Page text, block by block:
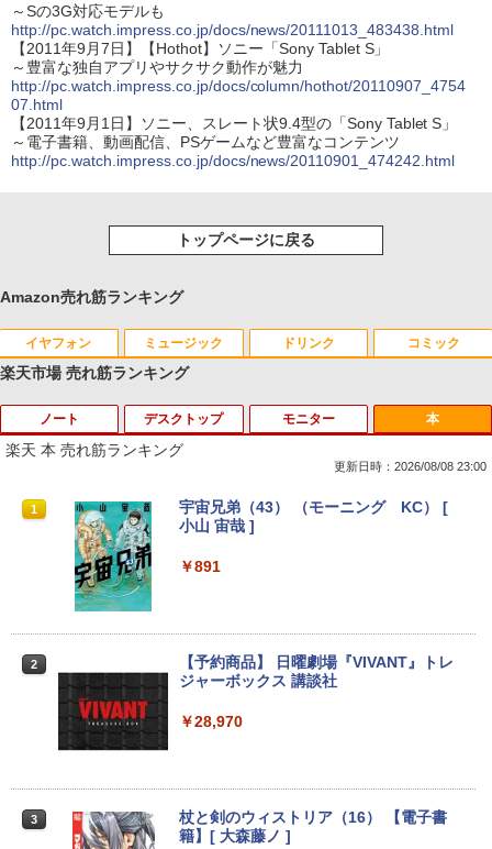
～Sの3G対応モデルも
http://pc.watch.impress.co.jp/docs/news/20111013_483438.html
【2011年9月7日】【Hothot】ソニー「Sony Tablet S」
～豊富な独自アプリやサクサク動作が魅力
http://pc.watch.impress.co.jp/docs/column/hothot/20110907_4754
07.html
【2011年9月1日】ソニー、スレート状9.4型の「Sony Tablet S」
～電子書籍、動画配信、PSゲームなど豊富なコンテンツ
http://pc.watch.impress.co.jp/docs/news/20110901_474242.html
トップページに戻る
Amazon売れ筋ランキング
イヤフォン
Anker Soundcore P40i オフホワイト
￥7,990
Anker Soundcore P31i ブラック
ラック
【2026年アップグレード版】AOKIMI ワイヤ
ミュージック
BRUCE WAYNE feat. Flo Milli, ATL Jacob
[Explicit]
BRUCE WAYNE feat. Flo Milli, ATL Jacob
On My Road (Stadium ver.)
ドリンク
by Amazon 天然水 ラベルレス 500ml ×24本
富士山の天然水 バナジウム含有 水 ミネラル
ウォーター ペットボトル 静岡県産 500ミリリ
￥1,380
by Amazon 天然水ラベルレス 2L×9本
コミック
薬屋のひとりごと 17巻 (デジタル版ビッグガ
ンガンコミックス)
異世界居酒屋「のぶ」(22) (角川コミックス・
クスDIGITAL)
HUNTER×HUNTER モノクロ版 39 (ジャンプ
楽天市場 売れ筋ランキング
ノート
1
【★最大100%ポイント】【Windows X
P 搭載】大手メーカー おまかせ ノートパ
128GB/15.6インチ 大画面/DVD/新品 マ
＼★最大2555円OFFクーポン★／【内蔵
USB3.0 HDMI端子 Bluetooth DVD WIFI
Office2付き Windows11 オフィス 中古P
C 中古ノートPC
デスクトップ モニター
1
モニター台 ラック ヴィト 【玄関先迄納
品】 ニトリ
￥1,790
2
DELL デル E1913S LED液晶モニター 19
インチ スクエア ブラック 1280 x 1024 S
沢 ノングレア 液晶ディスプレイ VGA
本
楽天 本 売れ筋ランキング
更新日時：2026/08/08 23:00
1
宇宙兄弟（43） （モーニング KC） [
小山 宙哉 ]
￥891
2
【予約商品】 日曜劇場『VIVANT』トレ
ジャーボックス 講談社
￥28,970
3
杖と剣のウィストリア（16） 【電子書
籍】[ 大森藤ノ ]